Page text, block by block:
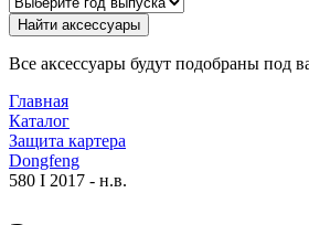
Найти аксессуары
Все аксессуары будут подобраны под
Главная
Каталог
Защита картера
Dongfeng
580 I 2017 - н.в.